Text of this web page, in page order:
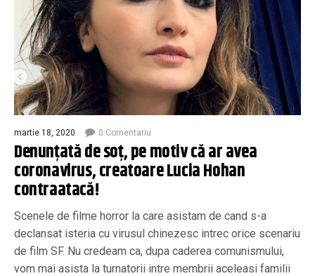
martie 18, 2020 0 Comentariu
Denunțată de soț, pe motiv că ar avea
coronavirus, creatoare Lucia Hohan
contraatacă!
Scenele de filme horror la care asistam de cand s-a
declansat isteria cu virusul chinezesc intrec orice scenariu
de film SF. Nu credeam ca, dupa caderea comunismului,
vom mai asista la turnatorii intre membrii aceleasi familii